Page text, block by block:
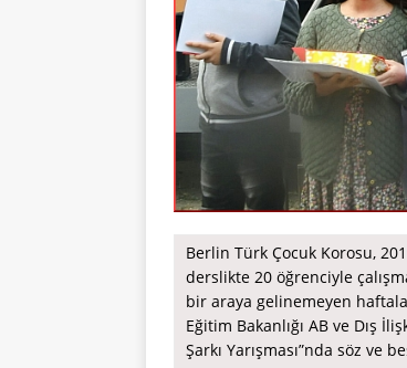
Berlin Türk Çocuk Korosu,
derslikte 20 öğrenciyle
bir araya gelinemeyen
Eğitim Bakanlığı AB ve Dış
Şarkı Yarışması”nda söz ve